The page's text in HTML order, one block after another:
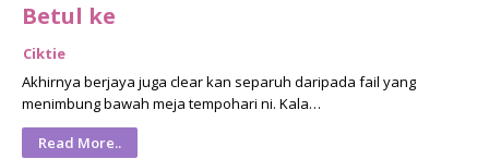
Betul ke
Ciktie
Akhirnya berjaya juga clear kan separuh daripada fail yang
menimbung bawah meja tempohari ni. Kala…
Read More..